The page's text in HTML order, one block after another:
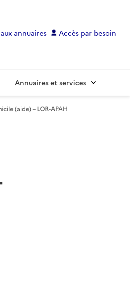
annuaires Accès par besoin
Annuaires et services
(aide) – LOR-APAH